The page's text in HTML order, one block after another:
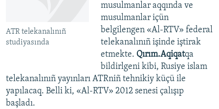
ATR telekanalınıñ
studiyasında
musulmanlar aqqında ve
musulmanlar içün
belgilengen «Al-RTV» federal
telekanalınıñ işinde iştirak
etmekte. Qırım.Aqiqatqa
bildirlgeni kibi, Rusiye islam
telekanalınıñ yayınları ATRniñ tehnikiy küçü ile
yapılacaq. Belli ki, «Al-RTV» 2012 senesi çalışıp
başladı.